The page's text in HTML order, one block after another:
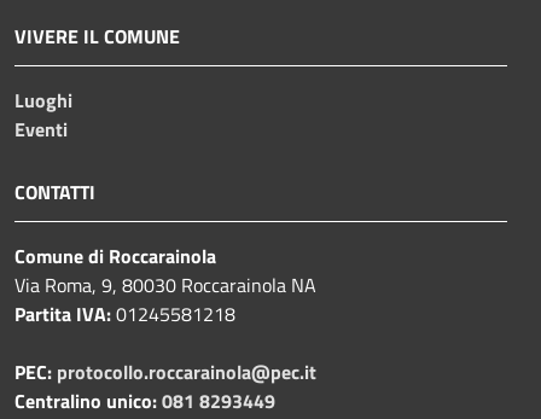
VIVERE IL COMUNE
Luoghi
Eventi
CONTATTI
Comune di Roccarainola
Via Roma, 9, 80030 Roccarainola NA
Partita IVA:01245581218
PEC: protocollo.roccarainola@pec.it
Centralino unico:081 8293449